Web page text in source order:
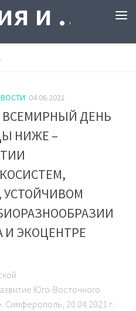
Экология и мир
04.06.2021
ВСЕМИРНЫЙ ДЕНЬ
НИЖЕ –
И ЭКОЦЕНТРЕ
Юго-Восточного
Симферополь, 20.04.2021 г.